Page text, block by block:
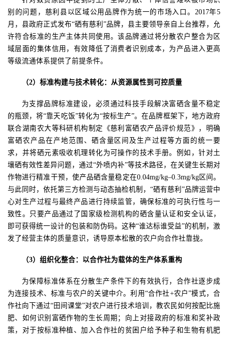
别的问题，慈利县以区域公用品牌作为统一的市场入口。 2017年5
月，县政府正式发布“硒有慈利”品牌，县主要领导亲自上台推荐，允
许符合标准的生产主体共同使用。该品牌通过将分散农户整合为区
域层面的集体信用，有效降低了消费者识别成本，为产品进入更高
等级流通体系提供了前提条件。
（2）标准构建与技术转化：从资源属性到可控质量
为支撑品牌标准建设，必须通过科技手段解决富硒含量不稳定
的瓶颈，将“靠天吃饭”转化为“按标生产”。在品牌框架下，地方政府
联合湖南农大等科研机构制定《慈利富硒农产品评价规范》，明确
富硒农产品在产地范围、硒含量区间及生产过程等方面的统一要
求，并将硒元素吸收机理转化为可操作的技术手册。例如，针对土
壤硒有效性差异问题，通过“外喷内补”等技术路径，在关键生长期对
作物进行精准干预，使产品硒含量稳定在0.04mg/kg–0.3mg/kg区间。
与此同时，依托第三方检测与动态抽检机制，“硒有慈利”品牌运营中
心对生产过程与最终产品进行持续监管，确保标准的可执行性与一
致性。只要产品通过了国家级检测机构的硒含量认证和安全认证，
即可获得统一设计的包装和防伪码。这种“谁达标谁受益”的机制，激
发了经营主体的质量意识，诱导原本松散的农户向合作社靠拢。
（3）组织化整合：以合作社为载体的生产体系重构
为保障标准体系在分散生产条件下的有效执行，合作社逐步成
为连接技术、标准与农户的关键中介。利用 “合作社+农户”模式，合
作社向下通过“田间课堂”对农户进行技术培训 ，教农民如何按配比施
肥、如何识别富硒作物的生长周期 ；
向上对接政府的标准和奖补政
策 ， 对于按标准种植、加入合作社的贫困户给予种子和生物有机肥